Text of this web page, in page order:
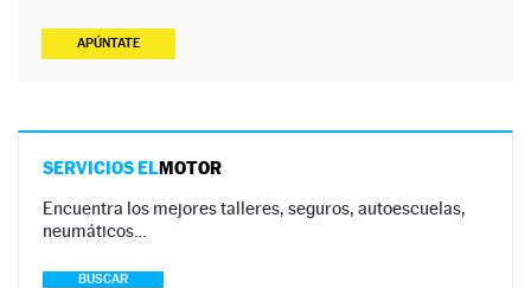
APÚNTATE
SERVICIOS ELMOTOR
Encuentra los mejores talleres, seguros, autoescuelas,
neumáticos…
BUSCAR